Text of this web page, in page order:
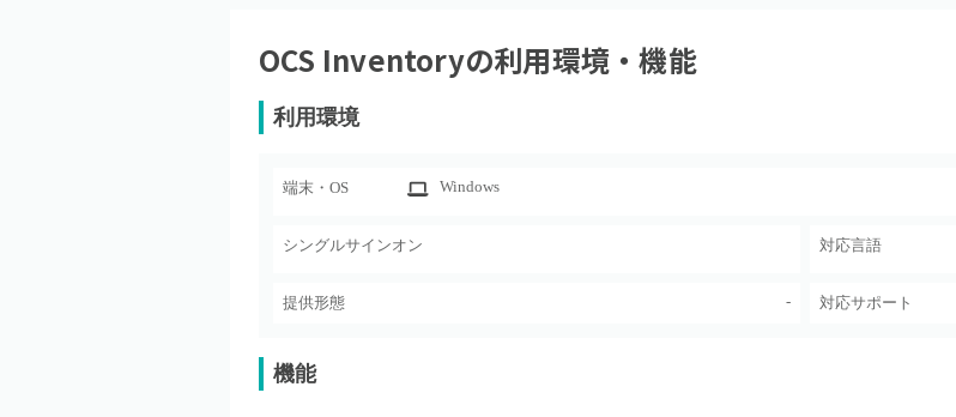
OCS Inventoryの利用環境・機能
利用環境
端末・OS Windows
シングルサインオン 対応言語
提供形態 - 対応サポート
機能